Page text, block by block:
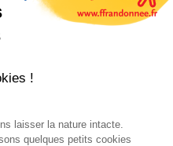
!
laisser la nature intacte.
quelques petits cookies